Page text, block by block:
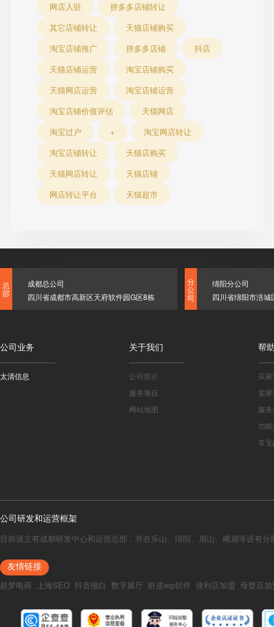
网店入驻
拼多多店铺转让
其它店铺转让
天猫店铺购买
淘宝店铺推广
拼多多店铺
抖店
天猫店铺运营
淘宝店铺购买
天猫网店运营
淘宝店铺运营
淘宝店铺价值评估
天猫网店
淘宝过户
+
淘宝网店转让
淘宝店铺转让
天猫店购买
天猫网店转让
天猫店铺
网店转让平台
天猫超市
总
部
成都总公司
四川省成都市高新区天府软件园G区8栋
分
公
司
绵阳分公司
四川省绵阳市涪
公司业务
太清信息
关于我们
公司简介
服务项目
网站地图
帮
买
卖
服
功
常
公司研发和运营框架
目前设立有成都研发中心和运营总部，并在乐山、绵阳、眉山、峨眉等设有
友情链接
超梦电商 上海SEO 抖音报白 数字展厅 虾皮erp软件 便利店加盟 母婴店